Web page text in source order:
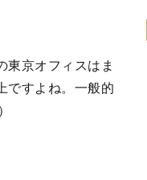
京オフィスはま
ですよね。一般的